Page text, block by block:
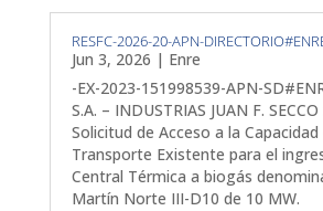
RESFC-2026-20-APN-
Jun 3, 2026 | Enre
-EX-2023-151998539-APN-
S.A. – INDUSTRIAS JUAN F. SECCO
Solicitud de Acceso a la Capacidad
Transporte Existente para el
Central Térmica a biogás
Martín Norte III-D10 de 10 MW.